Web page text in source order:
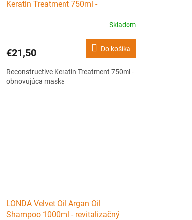
Keratin Treatment 750ml -
Skladom
€21,50 Do košíka
Reconstructive Keratin Treatment 750ml -
obnovujúca maska
LONDA Velvet Oil Argan Oil
Shampoo 1000ml - revitalizačný